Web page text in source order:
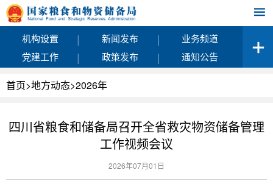
机构设置 | 新闻发布 |
业务频道
党建工作
| 政策发布 | 通知公告
首页>地方动态>2026年
四川省粮食和储备局召开全省救灾物资储备管理
工作视频会议
2026年07月01日